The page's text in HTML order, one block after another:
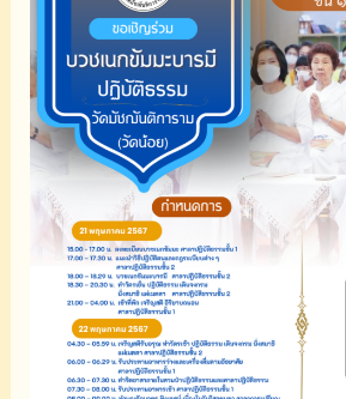
ธรรม
วัน
มาฆบูชา
๑๒
ก.พ.
๒๕๖๘